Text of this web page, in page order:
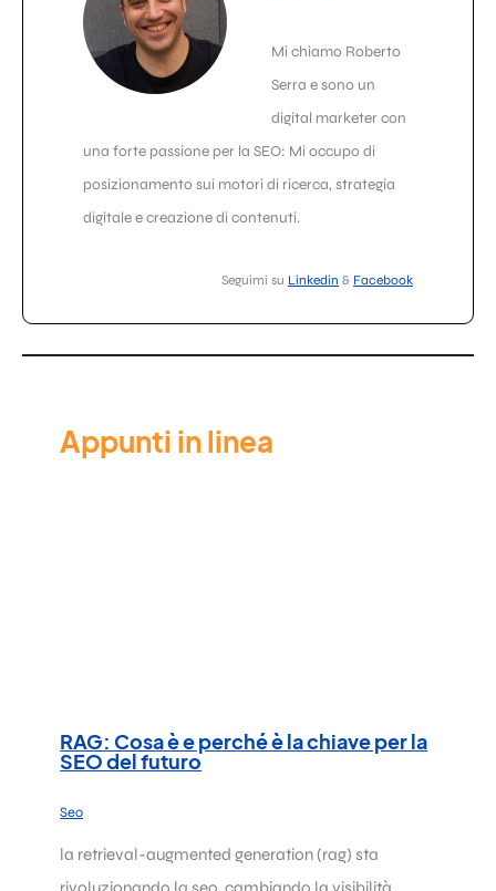
Mi chiamo Roberto
Serra e sono un
digital marketer con
una forte passione per la SEO: Mi occupo di
posizionamento sui motori di ricerca, strategia
digitale e creazione di contenuti.
Seguimi su Linkedin & Facebook
Appunti in linea
RAG: Cosa è e perché è la chiave per la
SEO del futuro
Seo
la retrieval-augmented generation (rag) sta